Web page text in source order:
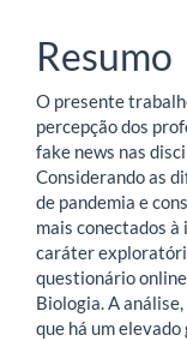
Resumo
O presente
percepção dos
fake news nas
Considerando as
de pandemia e
mais conectados
caráter
questionário
Biologia. A
que há um